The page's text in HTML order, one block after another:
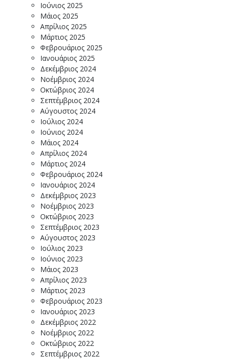
Ιούνιος 2025
Μάιος 2025
Απρίλιος 2025
Μάρτιος 2025
Φεβρουάριος 2025
Ιανουάριος 2025
Δεκέμβριος 2024
Νοέμβριος 2024
Οκτώβριος 2024
Σεπτέμβριος 2024
Αύγουστος 2024
Ιούλιος 2024
Ιούνιος 2024
Μάιος 2024
Απρίλιος 2024
Μάρτιος 2024
Φεβρουάριος 2024
Ιανουάριος 2024
Δεκέμβριος 2023
Νοέμβριος 2023
Οκτώβριος 2023
Σεπτέμβριος 2023
Αύγουστος 2023
Ιούλιος 2023
Ιούνιος 2023
Μάιος 2023
Απρίλιος 2023
Μάρτιος 2023
Φεβρουάριος 2023
Ιανουάριος 2023
Δεκέμβριος 2022
Νοέμβριος 2022
Οκτώβριος 2022
Σεπτέμβριος 2022